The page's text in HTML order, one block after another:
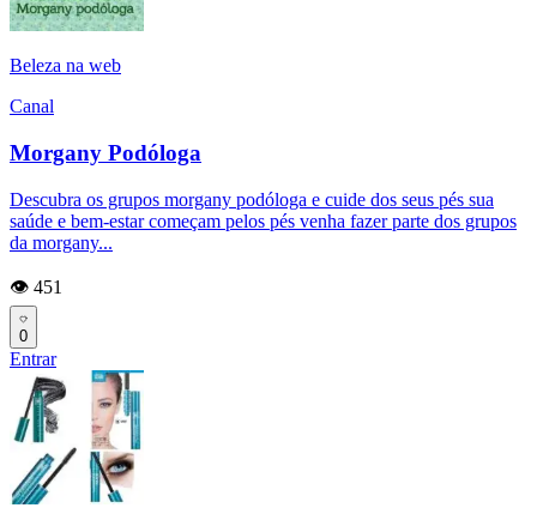
Beleza na web
Canal
Morgany Podóloga
Descubra os grupos morgany podóloga e cuide dos seus pés sua
saúde e bem-estar começam pelos pés venha fazer parte dos grupos
da morgany...
👁️ 451
0
Entrar